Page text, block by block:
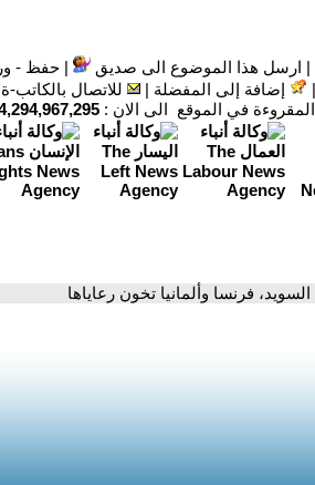
| ارسل هذا الموضوع الى صديق |حفظ -
| إضافة إلى المفضلة |
للاتصال بالكاتب-ة
في الموقع الى الان :
فرنسا وألمانيا تخون رعاياها